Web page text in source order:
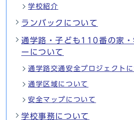
学校紹介
ランバックについて
通学路・子ども110番の家・
ーについて
通学路交通安全プロジェクト
通学区域について
安全マップについて
学校事務について